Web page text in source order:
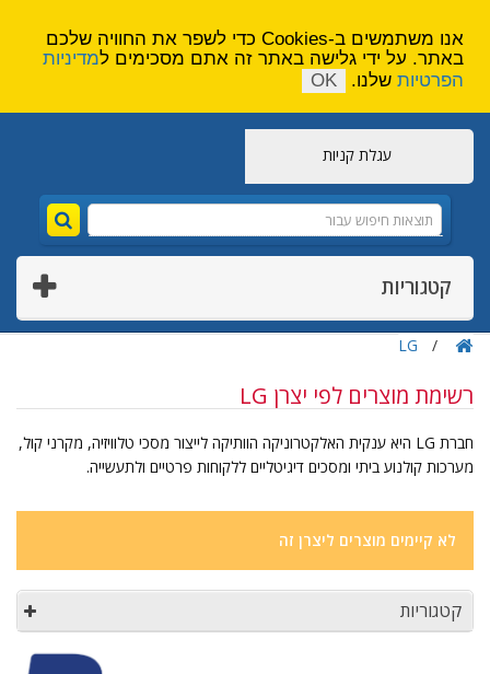
עגלת קניות
קטגוריות
LG
רשימת מוצרים לפי יצרן LG
חברת LG היא ענקית האלקטרוניקה הוותיקה לייצור מסכי טלוויזיה, מקרני קול,
מערכות קולנוע ביתי ומסכים דיגיטליים ללקוחות פרטיים ולתעשייה.
לא קיימים מוצרים ליצרן זה
קטגוריות
אנו משתמשים ב-Cookies כדי לשפר את החוויה שלכם
באתר. על ידי גלישה באתר זה אתם מסכימים למדיניות
הפרטיות שלנו. OK